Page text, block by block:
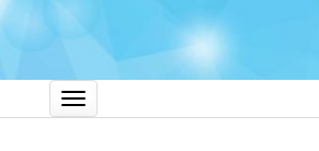
Показать/
Скрыть